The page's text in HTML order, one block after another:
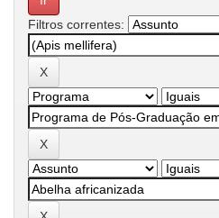
Filtros correntes: